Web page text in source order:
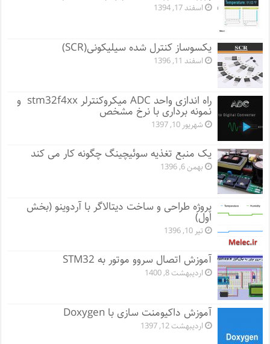
اسفند 17, 1394
یکسوساز کنترل شده سیلیکونی(SCR)
اسفند 11, 1396
راه اندازی واحد ADC میکروکنترلر stm32f4xx و
نمونه برداری با نرخ مشخص
شهریور 10, 1397
یک منبع تغذیه سوئیچینگ چگونه کار می کند
بهمن 6, 1396
پروژه طراحی و ساخت دیتالاگر با آردوینو (بخش
اول)
تیر 10, 1396
آموزش اتصال سروو موتور به STM32
اردیبهشت 8, 1400
آموزش داکیومنت سازی با Doxygen
اردیبهشت 12, 1397